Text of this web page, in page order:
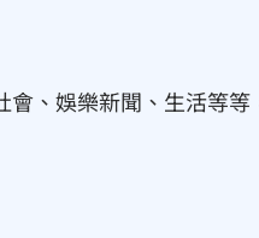
熱帶高壓接手導引，開
動速度會明顯放慢，週